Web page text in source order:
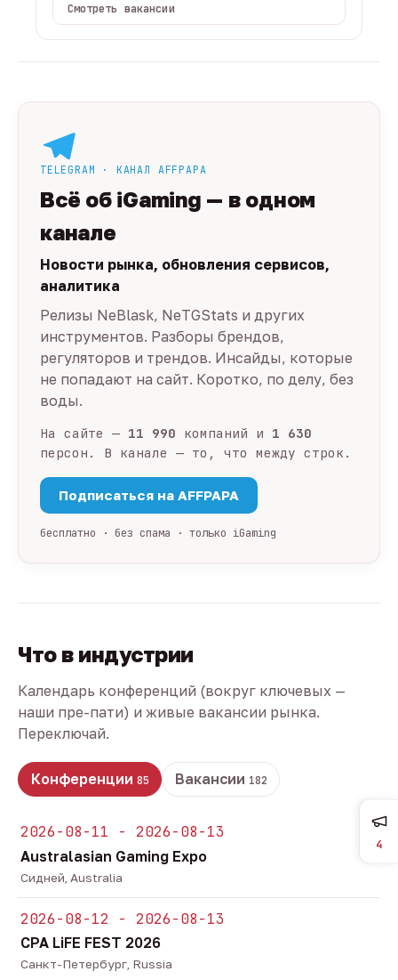
Смотреть вакансии
TELEGRAM · КАНАЛ AFFPAPA
Всё об iGaming — в одном
канале
Новости рынка, обновления сервисов,
аналитика
Релизы NeBlask, NeTGStats и других
инструментов. Разборы брендов,
регуляторов и трендов. Инсайды, которые
не попадают на сайт. Коротко, по делу, без
воды.
На сайте — 11 990 компаний и 1 630
персон. В канале — то, что между строк.
Подписаться на AFFPAPA
бесплатно · без спама · только iGaming
Что в индустрии
Календарь конференций (вокруг ключевых —
наши пре-пати) и живые вакансии рынка.
Переключай.
Конференции 85 Вакансии 182
2026-08-11 - 2026-08-13
Australasian Gaming Expo
Сидней, Australia
2026-08-12 - 2026-08-13
CPA LiFE FEST 2026
Санкт-Петербург, Russia
4